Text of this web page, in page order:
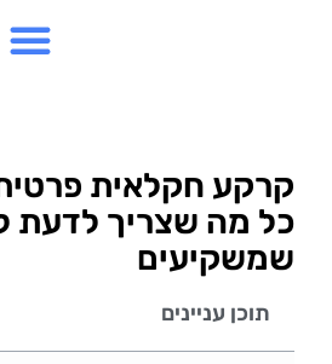
קרקע חקלאית
כל מה שצריך לדעת
שמשקיעים
תוכן עניינים